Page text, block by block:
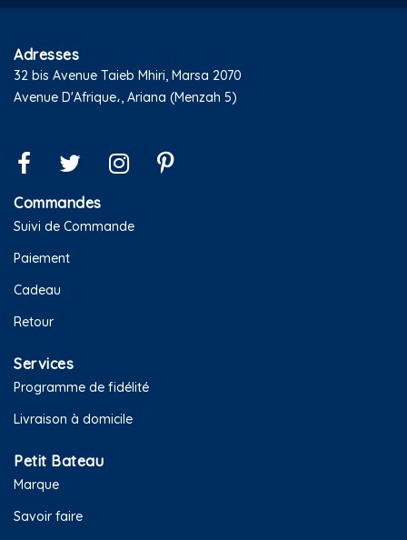
Adresses
32 bis Avenue Taieb Mhiri, Marsa 2070
Avenue D'Afrique،, Ariana (Menzah 5)
Commandes
Suivi de Commande
Paiement
Cadeau
Retour
Services
Programme de fidélité
Livraison à domicile
Petit Bateau
Marque
Savoir faire